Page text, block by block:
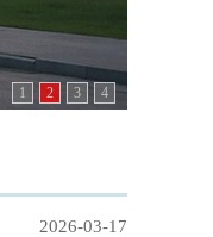
1 2 3 4
2026-03-17